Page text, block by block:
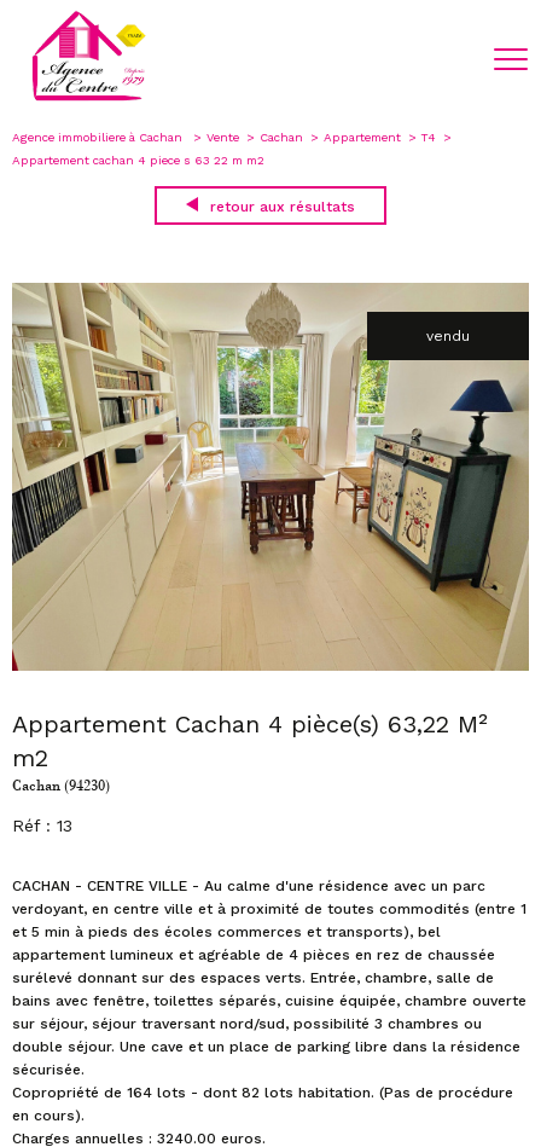
Agence immobiliere à Cachan Vente Cachan Appartement
T4
Appartement cachan 4 piece s 63 22 m m2
retour aux résultats
vendu
Appartement Cachan 4 pièce(s) 63,22 M²
m2
Cachan (94230)
Réf : 13
CACHAN - CENTRE VILLE - Au calme d'une résidence avec un parc
verdoyant, en centre ville et à proximité de toutes commodités (entre 1
et 5 min à pieds des écoles commerces et transports), bel
appartement lumineux et agréable de 4 pièces en rez de chaussée
surélevé donnant sur des espaces verts. Entrée, chambre, salle de
bains avec fenêtre, toilettes séparés, cuisine équipée, chambre ouverte
sur séjour, séjour traversant nord/sud, possibilité 3 chambres ou
double séjour. Une cave et un place de parking libre dans la résidence
sécurisée.
Copropriété de 164 lots - dont 82 lots habitation. (Pas de procédure
en cours).